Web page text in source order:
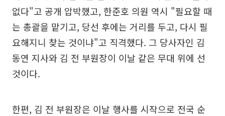
없다"고 공개 압박했고, 한준호 의원 역시 "필요할 때
는 총괄을 맡기고, 당선 후에는 거리를 두고, 다시 필
요해지니 찾는 것이냐"고 직격했다. 그 당사자인 김
동연 지사와 김 전 부원장이 이날 같은 무대 위에 선
것이다.
한편, 김 전 부원장은 이날 행사를 시작으로 전국 순